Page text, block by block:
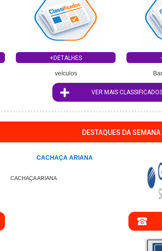
+DETALHES
veículos
VER MAIS
DESTAQUES DA SEMANA
CACHAÇA ARIANA
CACHAÇA ARIANA